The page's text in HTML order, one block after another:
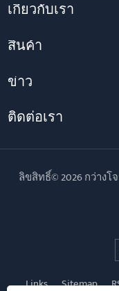
เกี่ยวกับเรา
สินค้า
ข่าว
ติดต่อเรา
ลิขสิทธิ์© 2026 กว่างโ
Links Sitemap